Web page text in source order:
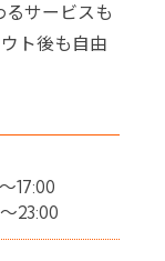
るサービスも
ト後も自由
17:00
23:00